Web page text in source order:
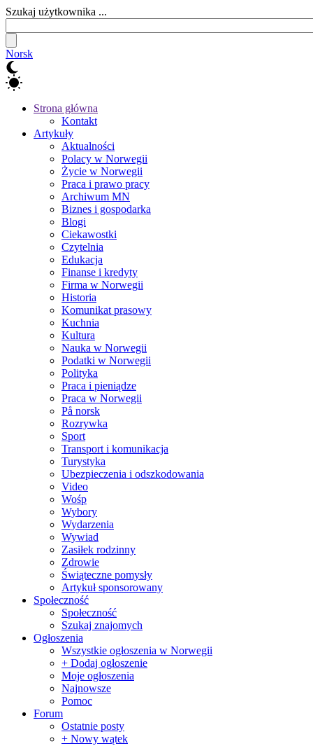
Szukaj użytkownika ...
Norsk
Strona główna
Kontakt
Artykuły
Aktualności
Polacy w Norwegii
Życie w Norwegii
Praca i prawo pracy
Archiwum MN
Biznes i gospodarka
Blogi
Ciekawostki
Czytelnia
Edukacja
Finanse i kredyty
Firma w Norwegii
Historia
Komunikat prasowy
Kuchnia
Kultura
Nauka w Norwegii
Podatki w Norwegii
Polityka
Praca i pieniądze
Praca w Norwegii
På norsk
Rozrywka
Sport
Transport i komunikacja
Turystyka
Ubezpieczenia i odszkodowania
Video
Wośp
Wybory
Wydarzenia
Wywiad
Zasiłek rodzinny
Zdrowie
Świąteczne pomysły
Artykuł sponsorowany
Społeczność
Społeczność
Szukaj znajomych
Ogłoszenia
Wszystkie ogłoszenia w Norwegii
+ Dodaj ogłoszenie
Moje ogłoszenia
Najnowsze
Pomoc
Forum
Ostatnie posty
+ Nowy wątek